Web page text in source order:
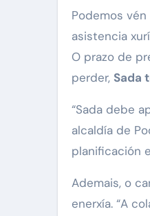
Podemos vén de instar ao Concello a aproveitar as subvencións do INEGA publicadas no DOG e iniciar a solicitude da axuda para contratar
asistencia
O prazo de
perder, Sada
“Sada debe
alcaldía de
planificación
Ademais, o
enerxía. “A